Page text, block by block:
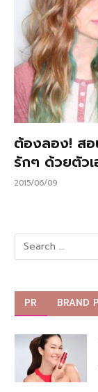
ต้องลอง! ส
รักๆ ด้วยตัว
2015/06/09
PR BRAND